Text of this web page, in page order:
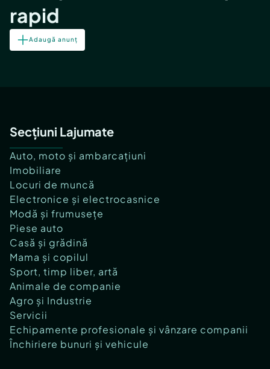
rapid
Adaugă anunț
Secțiuni Lajumate
Auto, moto și ambarcațiuni
Imobiliare
Locuri de muncă
Electronice și electrocasnice
Modă și frumusețe
Piese auto
Casă și grădină
Mama și copilul
Sport, timp liber, artă
Animale de companie
Agro și Industrie
Servicii
Echipamente profesionale și vânzare companii
Închiriere bunuri și vehicule